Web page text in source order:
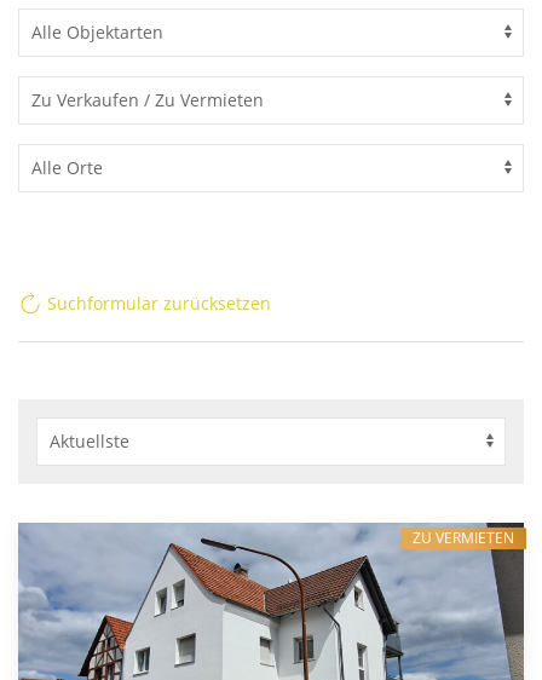
Suchformular zurücksetzen
ZU VERMIETEN